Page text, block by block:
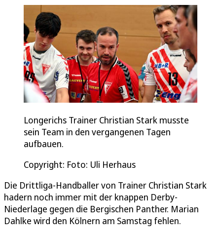
Longerichs Trainer Christian Stark musste
sein Team in den vergangenen Tagen
aufbauen.
Copyright: Foto: Uli Herhaus
Die Drittliga-Handballer von Trainer Christian Stark
hadern noch immer mit der knappen Derby-
Niederlage gegen die Bergischen Panther. Marian
Dahlke wird den Kölnern am Samstag fehlen.